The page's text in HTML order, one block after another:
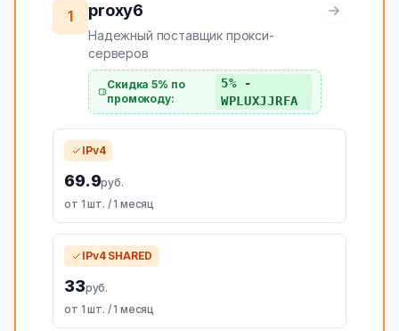
1 proxy6
Надежный поставщик прокси-
серверов
Скидка 5% по
промокоду:
5% -
WPLUXJJRFA
IPv4
69.9руб.
от 1 шт. / 1 месяц
IPv4 SHARED
33руб.
от 1 шт. / 1 месяц